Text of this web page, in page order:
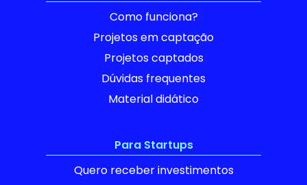
Como funciona?
Projetos em captação
Projetos captados
Dúvidas frequentes
Material didático
Para Startups
Quero receber investimentos